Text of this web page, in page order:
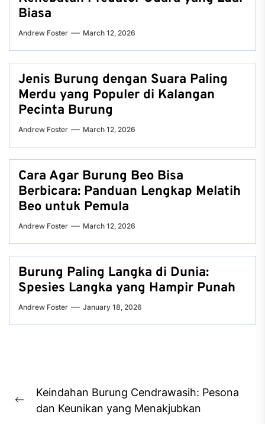
Biasa
Andrew Foster March 12, 2026
Jenis Burung dengan Suara Paling
Merdu yang Populer di Kalangan
Pecinta Burung
Andrew Foster March 12, 2026
Cara Agar Burung Beo Bisa
Berbicara: Panduan Lengkap Melatih
Beo untuk Pemula
Andrew Foster March 12, 2026
Burung Paling Langka di Dunia:
Spesies Langka yang Hampir Punah
Andrew Foster January 18, 2026
navigation
Previous
Keindahan Burung Cendrawasih: Pesona
dan Keunikan yang Menakjubkan